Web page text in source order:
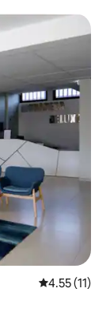
レビュー11
4.55 (11)